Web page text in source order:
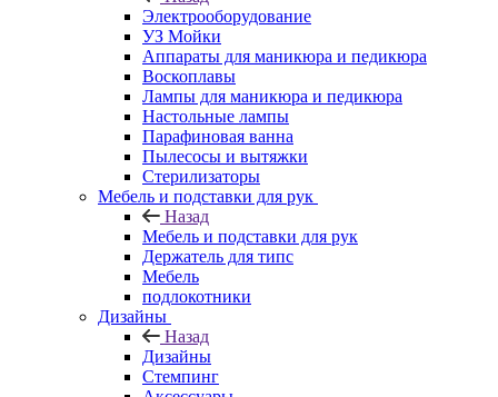
Электрооборудование
УЗ Мойки
Аппараты для маникюра и педикюра
Воскоплавы
Лампы для маникюра и педикюра
Настольные лампы
Парафиновая ванна
Пылесосы и вытяжки
Стерилизаторы
Мебель и подставки для рук
Назад
Мебель и подставки для рук
Держатель для типс
Мебель
подлокотники
Дизайны
Назад
Дизайны
Стемпинг